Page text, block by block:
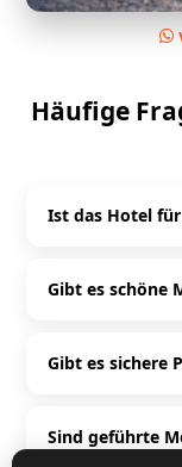
Häufige
Ist das Hotel
Gibt es schöne
kurvenreiche
Gibt es sichere
Stellplätze
Sind geführte